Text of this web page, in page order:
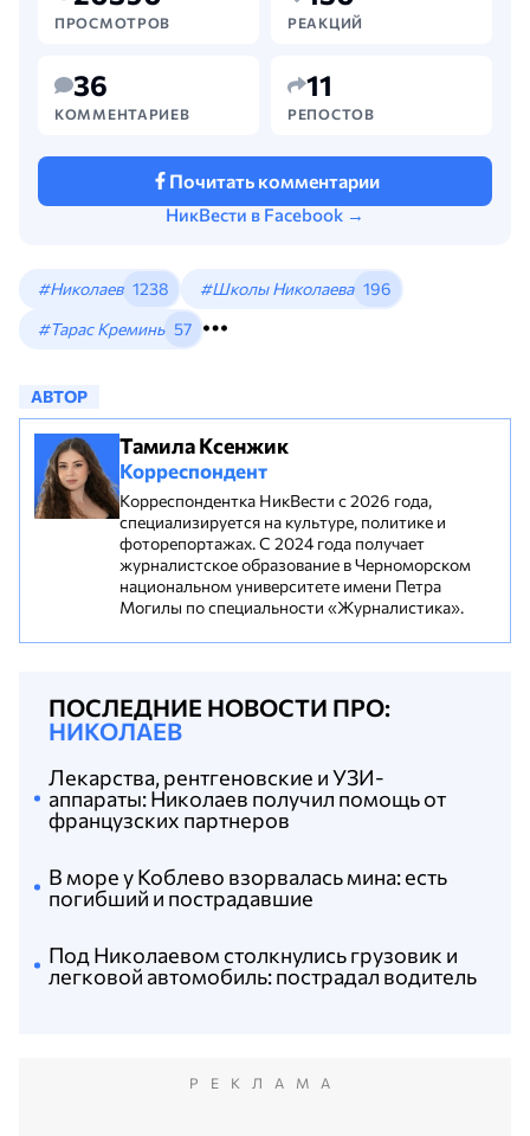
свои…
ПРОСМОТРОВ РЕАКЦИЙ
36
КОММЕНТАРИЕВ
11
РЕПОСТОВ
Почитать комментарии
НикВести в Facebook →
#Николаев 1238 #Школы Николаева 196
#Тарас Креминь 57
АВТОР
Тамила Ксенжик
Корреспондент
Корреспондентка НикВести с 2026 года,
специализируется на культуре, политике и
фоторепортажах. С 2024 года получает
журналистское образование в Черноморском
национальном университете имени Петра
Могилы по специальности «Журналистика».
ПОСЛЕДНИЕ НОВОСТИ ПРО:
НИКОЛАЕВ
Под Николаевом столкнулись грузовик и
легковой автомобиль: пострадал водитель
В море у Коблево взорвалась мина: есть
погибший и пострадавшие
Лекарства, рентгеновские и УЗИ-
аппараты: Николаев получил помощь от
французских партнеров
РЕКЛАМА